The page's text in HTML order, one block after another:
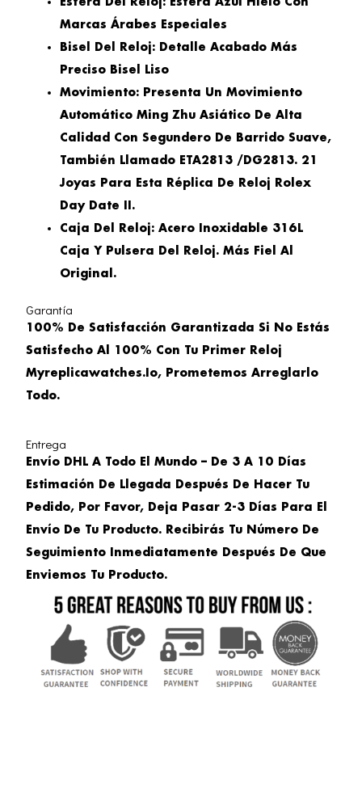
Esfera Del Reloj: Esfera Azul Hielo Con
Marcas Árabes Especiales
Bisel Del Reloj: Detalle Acabado Más
Preciso Bisel Liso
Movimiento: Presenta Un Movimiento
Automático Ming Zhu Asiático De Alta
Calidad Con Segundero De Barrido Suave,
También Llamado ETA2813 /DG2813. 21
Joyas Para Esta Réplica De Reloj Rolex
Day Date II.
Caja Del Reloj: Acero Inoxidable 316L
Caja Y Pulsera Del Reloj. Más Fiel Al
Original.
Garantía
100% De Satisfacción Garantizada Si No Estás
Satisfecho Al 100% Con Tu Primer Reloj
Myreplicawatches.io, Prometemos Arreglarlo
Todo.
Entrega
Envío DHL A Todo El Mundo – De 3 A 10 Días
Estimación De Llegada Después De Hacer Tu
Pedido, Por Favor, Deja Pasar 2-3 Días Para El
Envío De Tu Producto. Recibirás Tu Número De
Seguimiento Inmediatamente Después De Que
Enviemos Tu Producto.